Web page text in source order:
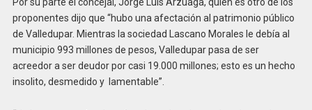
Por su parte el concejal, Jorge Luis Arzuaga, quien es otro de los
proponentes dijo que “hubo una afectación al patrimonio público
de Valledupar. Mientras la sociedad Lascano Morales le debía al
municipio 993 millones de pesos, Valledupar pasa de ser
acreedor a ser deudor por casi 19.000 millones; esto es un hecho
insolito, desmedido y lamentable”.